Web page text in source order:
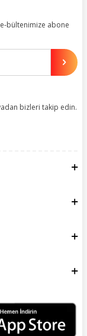
deneyiminize
memnuniyetini
bültenimize abone
bizleri takip edin.